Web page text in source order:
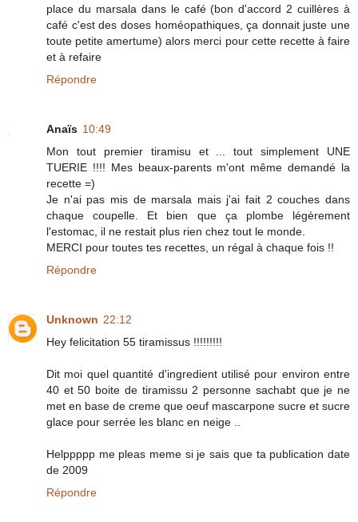
place du marsala dans le café (bon d'accord 2 cuillères à
café c'est des doses homéopathiques, ça donnait juste une
toute petite amertume) alors merci pour cette recette à faire
et à refaire
Répondre
Anaïs 10:49
Mon tout premier tiramisu et ... tout simplement UNE
TUERIE !!!! Mes beaux-parents m'ont même demandé la
recette =)
Je n'ai pas mis de marsala mais j'ai fait 2 couches dans
chaque coupelle. Et bien que ça plombe légèrement
l'estomac, il ne restait plus rien chez tout le monde.
MERCI pour toutes tes recettes, un régal à chaque fois !!
Répondre
Unknown 22:12
Hey felicitation 55 tiramissus !!!!!!!!!
Dit moi quel quantité d'ingredient utilisé pour environ entre
40 et 50 boite de tiramissu 2 personne sachabt que je ne
met en base de creme que oeuf mascarpone sucre et sucre
glace pour serrée les blanc en neige ..
Helppppp me pleas meme si je sais que ta publication date
de 2009
Répondre